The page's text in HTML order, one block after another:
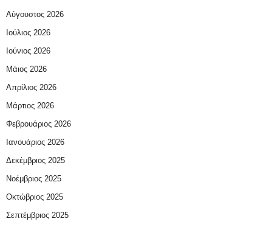
Αύγουστος 2026
Ιούλιος 2026
Ιούνιος 2026
Μάιος 2026
Απρίλιος 2026
Μάρτιος 2026
Φεβρουάριος 2026
Ιανουάριος 2026
Δεκέμβριος 2025
Νοέμβριος 2025
Οκτώβριος 2025
Σεπτέμβριος 2025